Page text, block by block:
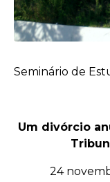
Seminário de
Um divórcio
24